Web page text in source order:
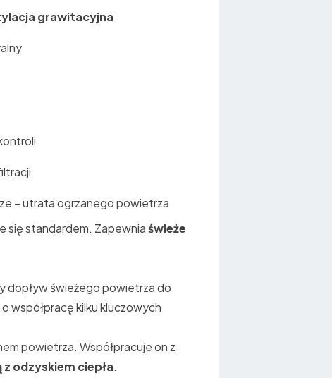
grawitacyjna
– utrata ogrzanego powietrza
się standardem. Zapewniaświeże
dopływ świeżego powietrza do
współpracę kilku kluczowych
powietrza. Współpracuje on z
odzyskiem ciepła.